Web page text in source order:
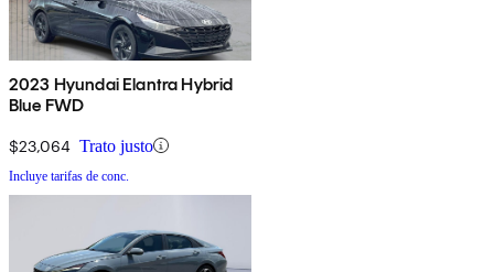
2023 Hyundai Elantra Hybrid
Blue FWD
$23,064 Trato justo
Incluye tarifas de conc.